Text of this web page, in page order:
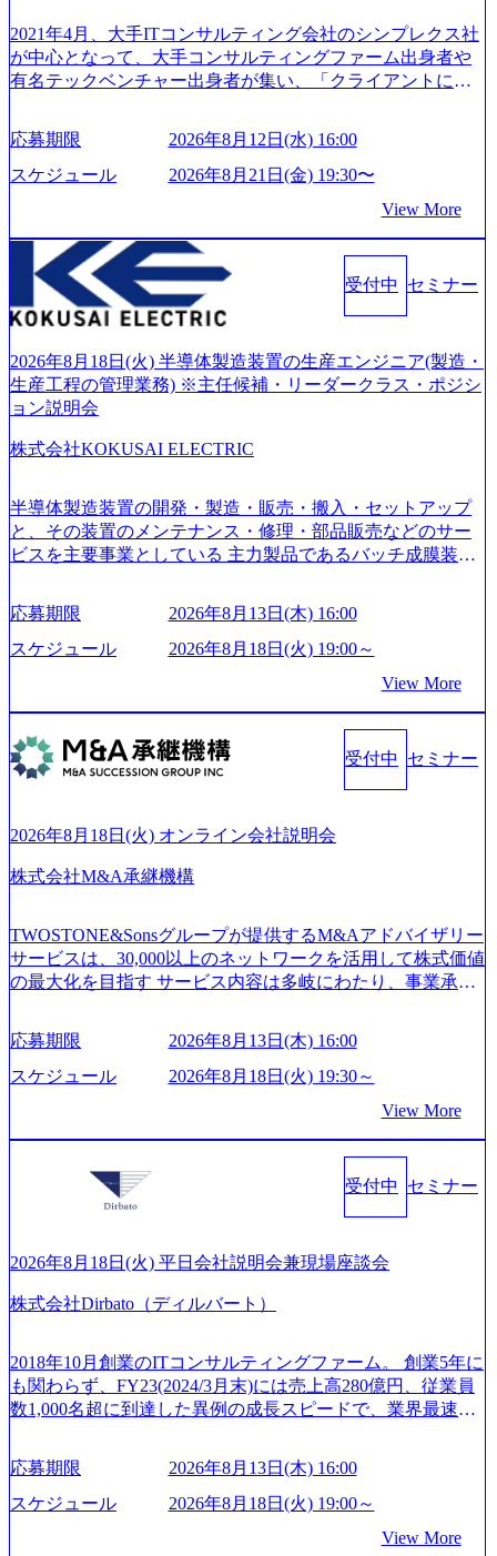
2021年4月、大手ITコンサルティング会社のシンプレクス社
が中心となって、大手コンサルティングファーム出身者や
有名テックベンチャー出身者が集い、「クライアントにと
い」という想いの下で立ち上げた新鋭ファーム テクノロジ
ーがビジネスの成功に大きな影響力を持つDX時代におい
て、20年以上にわたってFintech業界を中心に最先端テクノ
つ、あらゆる業種・業界のクライアントの企業価値の最大
化を支援するために、戦略策定、組織改革、人材育成、業
務改善、実行支援などのコンサルティングサービスを一気
通貫で提供するのが特徴（いわゆる総合コンサルティング
ファーム） 社名の由来は”DXエリアにSpir（槍）を指して
ていく”という位置づけ 一昔前は金融が強い企業として認知
されていたが、現在金融の売上割合は全体の3割。現在はTo
C事業を始め、パブリック、製造業、通信、エンタメ、教
はあるが、社員の興味のある分野やスキルを活用したいな
着けたい方でも幅広に経験を積みたい方でも、キャリア形
成が柔軟に可能な環境である。 https://storage.googleapis.com/
our-vision-production.appspot.com/public/images/20240925204135
_93b1bff3-f71c-4bc9-8bd9-72a8a4826007_1200x554.webp https://
mages/20250502152751_46c65543-87ef-4e86-a85a-8649e1c532f9
_956x512.webp https://storage.googleapis.com/our-vision-producti
on.appspot.com/public/images/20250502152804_ba6aaa1a-9ffc-4f
m/our-vision-production.appspot.com/public/images/202505021528
ンプレクス社は、FinTech領域に強みを持つITコンサルティ
ング会社で、NRI、NTTDATAと同じく世界のFinTech Ranki
ngsTop 100企業にも選出されている。ITコンサルティング、
特長 ビジネスへの深い理解を持つコンサルタントが集うXs
pearと、最先端テクノロジーに深い知見を持つシンプレクス
社またはグループ会社との協力体制を築いている Xspear社
sion-production.appspot.com/public/images/20240925204111_caa9
4e4b-6aae-45a6-a0ce-b98154c816a2_1153x543.webp メンバー情
報 (https://www.xspear.co.jp/member/)一部抜粋 - 伊勢山 昇吾氏:
業界で新規事業戦略、成長戦略、PMI推進、業務改革等の幅
広いプロジェクトに従事 - 鈴木健仁氏：新卒でベイカレン
トに入社し最年少ディレクターを経てXspearに参画 - 梶田
案、人事組織テーマに強みを持ち、メディア・エンタメ業
界においてはDX戦略立案、NFT等の新規事業立案を得意と
する。 - 藏満 一馬氏：アクセンチュア出身。金融業界を中
心に、DX戦略策定、新規事業立案、組織変革、規制対応等
の幅広いプロジェクトを主導する。 - 天野 善仁氏：19卒Pw
ページ (https://www.xspear.co.jp/career/interviews/) 戦略だけの
から”のコンサルの在り方 (https://www.businessinsider.jp/articl
を取得 (https://www.agara.co.jp/article/382811) シンプレクスと
Xspear Consultingが、東京都港区の行政手続き100%デジタル
化を支援 (https://www.afpbb.com/articles/-/3520247) 【未経験
流工程、先端技術を学べる環境 【コンサルファーム経験
者】 ・専門領域に軸足を置きながら、他領域にもチャレン
ジできる環境 ・タイトルアップでのオファー ・現職ファー
ムより高いオファー年収 ・実力主義でプロモーションでき
応募期限
2026年8月12日(水) 16:00
スケジュール
2026年8月21日(金) 19:30〜
View More
受付中 セミナー
2026年8月18日(火) 半導体製造装置の生産エンジニア(製造・
生産工程の管理業務) ※主任候補・リーダークラス・ポジシ
ョン説明会
株式会社KOKUSAI ELECTRIC
半導体製造装置の開発・製造・販売・搬入・セットアップ
と、その装置のメンテナンス・修理・部品販売などのサー
ビスを主要事業としている 主力製品であるバッチ成膜装置
世界トップクラスのシェアを有している 技術と対話を通じ
て未来を創造し、社会課題の解決に貢献することを目指し
ている Mission:私たちの技術/私たちの対話 Vision:夢を未来
話 IoT社会の浸透、AIの加速等により半導体需要は世界中で
急伸長しており、それに伴い半導体製造装置の需要も伸長
中 https://storage.googleapis.com/our-vision-production.appspot.co
m/public/images/20260224131045_0fee4978-bb25-43a7-a367-542
6b95cd599_1200x543.webp https://storage.googleapis.com/our-visi
cb8-329e-4a45-a8f5-73d9728b2cd7_1200x486.webp https://storag
e.googleapis.com/our-vision-production.appspot.com/public/image
s/20260224131100_d8b3379f-6e64-4566-aea4-924f21977d35_120
0x460.webp https://storage.googleapis.com/our-vision-production.a
810e-138e27965ee8_1200x386.webp グローバル人財育成を目
的とした「語学研修」、効果的なプレゼンのポイントを掴
み実践に強くなるための「プレゼン研修」、自社キャリア
アドバイザーによる自身のキャリア構築をめざす「キャリ
スタイム制度を実施しており、月単位の決められた労働時
間の範囲内で、出社・退社の時刻を社員の自己裁量に委
ね、ワークライフバランスを図りながら効率的に働くこと
ができる 【休日】 土日祝休みの完全週休2日制 2025年度の
休暇は年間24日（4月1日入社の場合）で、入社日に付与さ
れます。 年次有給休暇の残日数は、翌年度に繰り越すこと
ができます。 慶弔休暇は、事由により取得可能日数は異な
ュ休暇は、規程で定める勤続年数ごとに、連続5日のリフレ
ッシュ休暇を取得できます。 【育児や子の看護、介護など
の制度】 育児休暇： 対象：小学校1年修了時の3月31日まで
日2時間15分まで、始業・終業時刻の繰り上げ・繰り下げが
可能 子の看護休暇： 子1人につき5日まで取得でき、1時間
単位で取得することも可能 家族看護休暇： 5日まで取得で
度など】 独身寮：富山事業所の近くに、白風寮と青風寮の2
つの寮があり、以下の入居基準を満たす方が入居可能で
す。 ＜入居基準＞ ・満33歳までの独身者 ・自宅から勤務地
までの通勤総時間が2時間を超えること 住宅手当： 本社の
応募期限
2026年8月13日(木) 16:00
スケジュール
2026年8月18日(火) 19:00～
View More
受付中 セミナー
2026年8月18日(火) オンライン会社説明会
株式会社M&A承継機構
TWOSTONE&Sonsグループが提供するM&Aアドバイザリー
サービスは、30,000以上のネットワークを活用して株式価値
の最大化を目指す サービス内容は多岐にわたり、事業承継
リーなどが含まれており、幅広いニーズに対応 譲渡企業に
対しては完全成功報酬制を採用し、M&A以外の選択肢も尊
重する姿勢を持ち、将来の株価成長を取り込むスキームの
&A業界のリーディングカンパニーであり、領域にこだわら
ず幅広い案件に携わりながら自己成長とキャリアの挑戦が
可能 M&Aセンター出身者3名がメインメンバーであり、経
験豊富なアドバイザーと共に働くことで、M&Aや財務アド
バイザリーなどの専門知識を獲得し、キャリアを発展させ
となり、平均3000万～4000万の年収となる 内訳としては個
成活躍させるためのナレッジシェアおよび丁寧なOJTを欠か
19:30～ 所要時間 : 約1時間 2026年8月13日(木) 16:00 ＼応募
意思不問・業界未経験歓迎！／ M&A承継機構のビジョンや
業務内容、実際の働き方について詳しくお伝えするオンラ
イン説明会を開催いたします。 M&A業界に興味があり、ま
業界の情報を集めたい 働くイメージを具体的に知りたい M
&A業界にご興味がある方、転職を少しでもお考えの方はも
ちろん、情報収集をしたい方でも歓迎です。お気軽にご参
加ください。 当日は、質疑応答のお時間もご用意しており
応募期限
2026年8月13日(木) 16:00
スケジュール
2026年8月18日(火) 19:30～
View More
受付中 セミナー
2026年8月18日(火) 平日会社説明会兼現場座談会
株式会社Dirbato（ディルバート）
2018年10月創業のITコンサルティングファーム。 創業5年に
も関わらず、FY23(2024/3月末)には売上高280億円、従業員
数1,000名超に到達した異例の成長スピードで、業界最速と
成⻑を遂げている。 現在コンサルティングファームでは外
資も含めて売上高TOP10にランクインしている。 主力事業
はITコンサルティング。幅広い業界の大企業を中心に、IT
支援している。 他方、インキュベーション事業を手掛けて
応募期限
2026年8月13日(木) 16:00
スケジュール
2026年8月18日(火) 19:00～
View More